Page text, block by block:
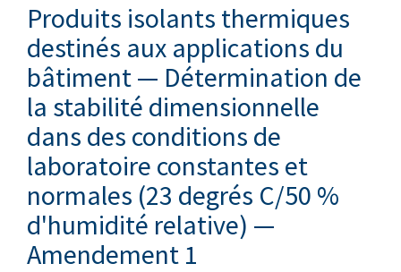
Produits isolants thermiques
destinés aux applications du
bâtiment — Détermination de
la stabilité dimensionnelle
dans des conditions de
laboratoire constantes et
normales (23 degrés C/50 %
d'humidité relative) —
Amendement 1